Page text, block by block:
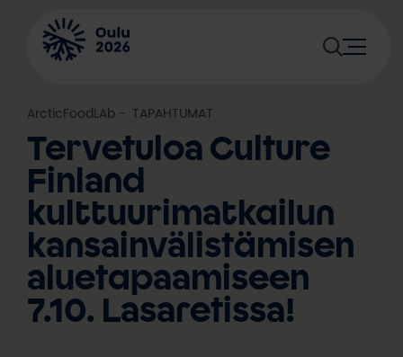
sisältöön
ArcticFoodLAb TAPAHTUMAT
Tervetuloa Culture
Finland
kulttuurimatkailun
kansainvälistämisen
aluetapaamiseen
7.10. Lasaretissa!